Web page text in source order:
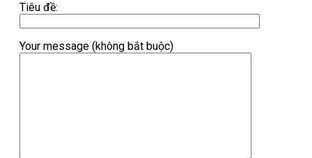
Tiêu đề:
Your message (không bắt buộc)